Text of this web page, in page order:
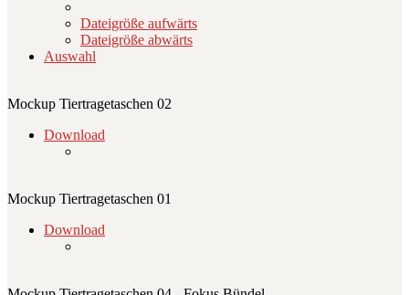
Dateigröße aufwärts
Dateigröße abwärts
Auswahl
Mockup Tiertragetaschen 02
Download
Mockup Tiertragetaschen 01
Download